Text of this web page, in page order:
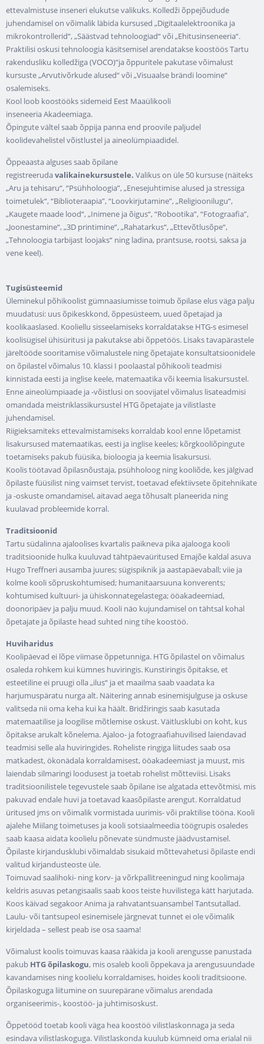
ettevalmistuse inseneri elukutse valikuks. Kolledži õppejõudude
juhendamisel on võimalik läbida kursused „Digitaalelektroonika ja
mikrokontrollerid“, „Säästvad tehnoloogiad“ või „Ehitusinseneeria“.
Praktilisi oskusi tehnoloogia käsitsemisel arendatakse koostöös Tartu
rakendusliku kolledžiga (VOCO)“ja õppuritele pakutase võimalust
kursuste „Arvutivõrkude alused“ või „Visuaalse brändi loomine“
osalemiseks.
Kool loob koostööks sidemeid Eest Maaülikooli
inseneeria Akadeemiaga.
Õpingute vältel saab õppija panna end proovile paljudel
koolidevahelistel võistlustel ja aineolümpiaadidel.
Õppeaasta alguses saab õpilane
registreerudavalikainekursustele. Valikus on üle 50 kursuse (näiteks
„Aru ja tehisaru“, “Psühholoogia”, „Enesejuhtimise alused ja stressiga
toimetulek“, “Biblioteraapia”, “Loovkirjutamine”, „Religioonilugu“,
„Kaugete maade lood“, „Inimene ja õigus“, “Robootika”, “Fotograafia”,
„Joonestamine“, „3D printimine“, „Rahatarkus“, „Ettevõtlusõpe“,
„Tehnoloogia tarbijast loojaks“ ning ladina, prantsuse, rootsi, saksa ja
vene keel).
Tugisüsteemid
Üleminekul põhikoolist gümnaasiumisse toimub õpilase elus väga palju
muudatusi: uus õpikeskkond, õppesüsteem, uued õpetajad ja
koolikaaslased. Kooliellu sisseelamiseks korraldatakse HTG-s esimesel
koolisügisel ühisüritusi ja pakutakse abi õppetöös. Lisaks tavapärastele
järeltööde sooritamise võimalustele ning õpetajate konsultatsioonidele
on õpilastel võimalus 10. klassi I poolaastal põhikooli teadmisi
kinnistada eesti ja inglise keele, matemaatika või keemia lisakursustel.
Enne aineolümpiaade ja -võistlusi on soovijatel võimalus lisateadmisi
omandada meistriklassikursustel HTG õpetajate ja vilistlaste
juhendamisel.
Riigieksamiteks ettevalmistamiseks korraldab kool enne lõpetamist
lisakursused matemaatikas, eesti ja inglise keeles; kõrgkooliõpingute
toetamiseks pakub füüsika, bioloogia ja keemia lisakursusi.
Koolis töötavad õpilasnõustaja, psühholoog ning kooliõde, kes jälgivad
õpilaste füüsilist ning vaimset tervist, toetavad efektiivsete õpitehnikate
ja -oskuste omandamisel, aitavad aega tõhusalt planeerida ning
kuulavad probleemide korral.
Traditsioonid
Tartu südalinna ajaloolises kvartalis paikneva pika ajalooga kooli
traditsioonide hulka kuuluvad tähtpäevaüritused Emajõe kaldal asuva
Hugo Treffneri ausamba juures; sügispiknik ja aastapäevaball; viie ja
kolme kooli sõpruskohtumised; humanitaarsuuna konverents;
kohtumised kultuuri- ja ühiskonnategelastega; ööakadeemiad,
doonoripäev ja palju muud. Kooli näo kujundamisel on tähtsal kohal
õpetajate ja õpilaste head suhted ning tihe koostöö.
Huviharidus
Koolipäevad ei lõpe viimase õppetunniga. HTG õpilastel on võimalus
osaleda rohkem kui kümnes huviringis. Kunstiringis õpitakse, et
esteetiline ei pruugi olla „ilus“ ja et maailma saab vaadata ka
harjumuspäratu nurga alt. Näitering annab esinemisjulguse ja oskuse
valitseda nii oma keha kui ka häält. Bridžiringis saab kasutada
matemaatilise ja loogilise mõtlemise oskust. Väitlusklubi on koht, kus
õpitakse arukalt kõnelema. Ajaloo- ja fotograafiahuvilised laiendavad
teadmisi selle ala huviringides. Roheliste ringiga liitudes saab osa
matkadest, ökonädala korraldamisest, ööakadeemiast ja muust, mis
laiendab silmaringi loodusest ja toetab rohelist mõtteviisi. Lisaks
traditsioonilistele tegevustele saab õpilane ise algatada ettevõtmisi, mis
pakuvad endale huvi ja toetavad kaasõpilaste arengut. Korraldatud
üritused jms on võimalik vormistada uurimis- või praktilise tööna. Kooli
ajalehe Miilang toimetuses ja kooli sotsiaalmeedia töögrupis osaledes
saab kaasa aidata koolielu põnevate sündmuste jäädvustamisel.
Õpilaste kirjandusklubi võimaldab sisukaid mõttevahetusi õpilaste endi
valitud kirjandusteoste üle.
Toimuvad saalihoki- ning korv- ja võrkpallitreeningud ning koolimaja
keldris asuvas petangisaalis saab koos teiste huvilistega kätt harjutada.
Koos käivad segakoor Anima ja rahvatantsuansambel Tantsutallad.
Laulu- või tantsupeol esinemisele järgnevat tunnet ei ole võimalik
kirjeldada – sellest peab ise osa saama!
Võimalust koolis toimuvas kaasa rääkida ja kooli arengusse panustada
pakub HTG õpilaskogu, mis osaleb kooli õppekava ja arengusuundade
kavandamises ning koolielu korraldamises, hoides kooli traditsioone.
Õpilaskoguga liitumine on suurepärane võimalus arendada
organiseerimis-, koostöö- ja juhtimisoskust.
Õppetööd toetab kooli väga hea koostöö vilistlaskonnaga ja seda
esindava vilistlaskoguga. Vilistlaskonda kuulub kümneid oma erialal nii